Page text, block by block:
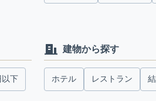
下
建物から探す
ホテル レストラン